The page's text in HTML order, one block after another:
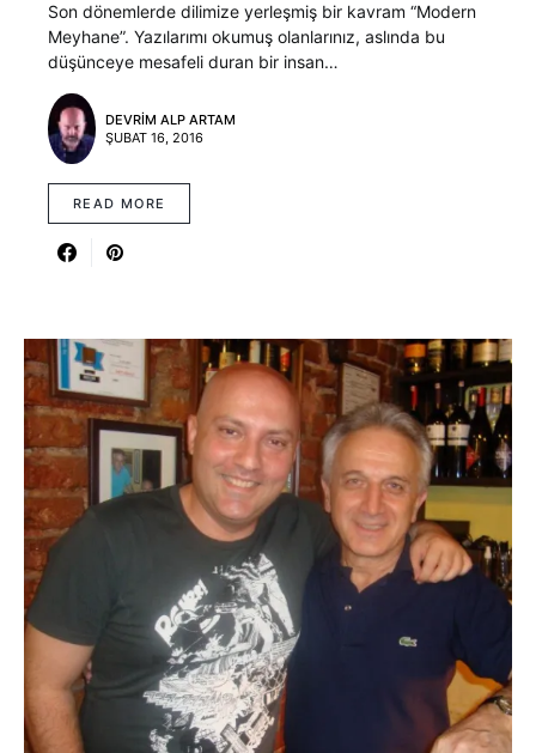
Son dönemlerde dilimize yerleşmiş bir kavram “Modern
Meyhane”. Yazılarımı okumuş olanlarınız, aslında bu
düşünceye mesafeli duran bir insan…
DEVRIM ALP ARTAM
ŞUBAT 16, 2016
READ MORE